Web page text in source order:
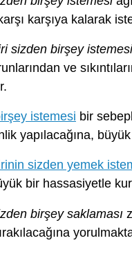
karşıya kalarak
sizden birşey istemesi
ve
istemesi bir
yapılacağına,
sizden yemek
bir hassasiyetle
birşey saklaması